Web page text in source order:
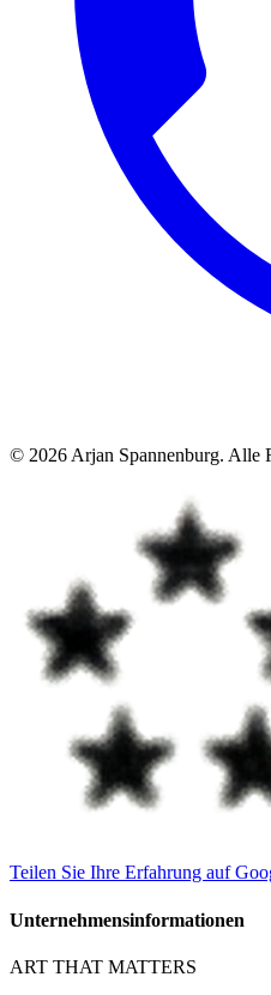
© 2026 Arjan Spannenburg. Alle
Teilen Sie Ihre Erfahrung auf
Unternehmensinformationen
ART THAT MATTERS